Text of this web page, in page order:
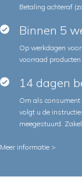
Betaling achteraf
Binnen 5
Op werkdagen
voorraad
14 dagen
Om als consument
volgt u de
meegestuurd.
Meer informatie >